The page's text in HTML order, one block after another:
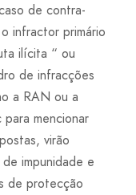
de contra-
infractor primário
ilícita “ ou
de infracções
a RAN ou a
mencionar
virão
impunidade e
de protecção